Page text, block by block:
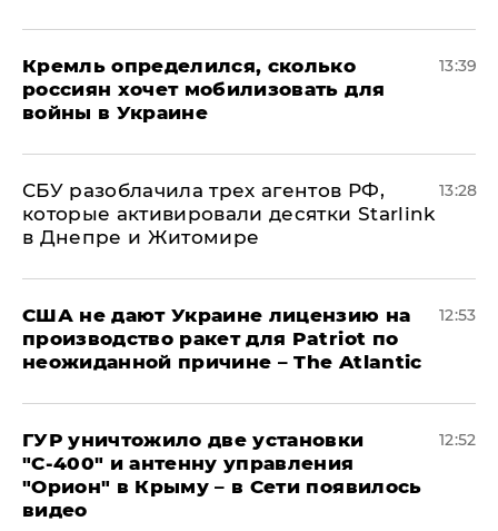
Кремль определился, сколько
россиян хочет мобилизовать для
войны в Украине
13:39
СБУ разоблачила трех агентов РФ,
которые активировали десятки Starlink
в Днепре и Житомире
13:28
США не дают Украине лицензию на
производство ракет для Patriot по
неожиданной причине – The Atlantic
12:53
ГУР уничтожило две установки
"С‑400" и антенну управления
"Орион" в Крыму – в Сети появилось
видео
12:52